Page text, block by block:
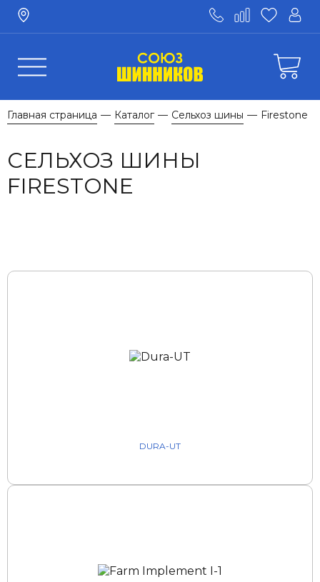
Главная страница — Каталог — Сельхоз шины — Firestone
СЕЛЬХОЗ ШИНЫ
FIRESTONE
DURA-UT